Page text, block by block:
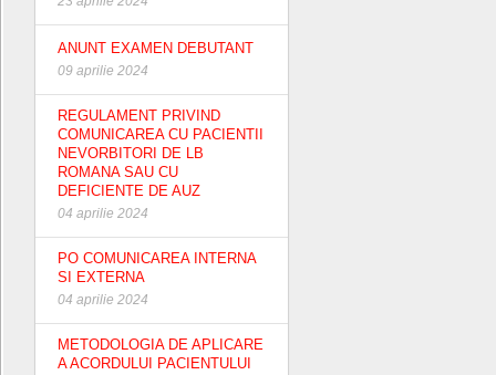
ANUNT EXAMEN DEBUTANT
09 aprilie 2024
REGULAMENT PRIVIND
COMUNICAREA CU PACIENTII
NEVORBITORI DE LB
ROMANA SAU CU
DEFICIENTE DE AUZ
04 aprilie 2024
PO COMUNICAREA INTERNA
SI EXTERNA
04 aprilie 2024
METODOLOGIA DE APLICARE
A ACORDULUI PACIENTULUI